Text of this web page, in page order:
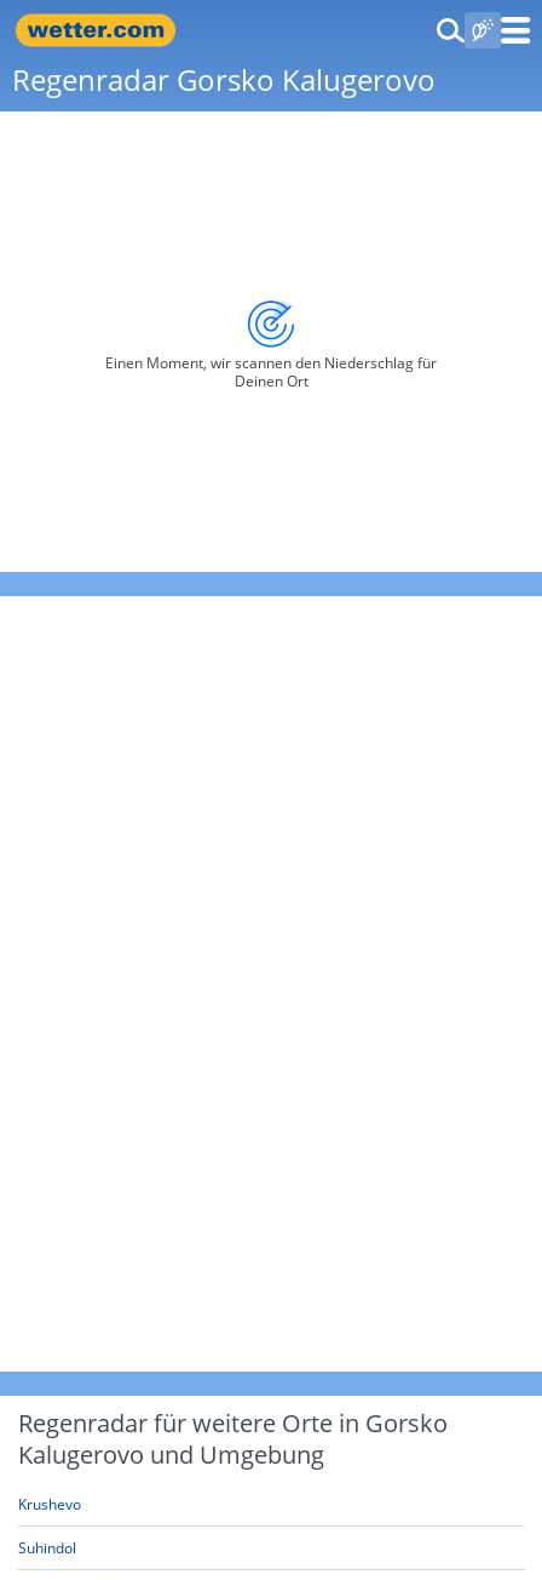
Regenradar Gorsko Kalugerovo
Einen Moment, wir scannen den Niederschlag für
Deinen Ort
Regenradar für weitere Orte in Gorsko
Kalugerovo und Umgebung
Krushevo
Suhindol